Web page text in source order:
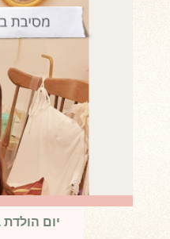
יום